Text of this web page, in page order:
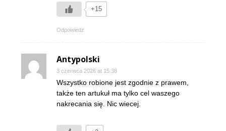
+15
Odpowiedz
Antypolski
3 czerwca 2026 at 15:38
Wszystko robione jest zgodnie z prawem,
także ten artukuł ma tylko cel waszego
nakrecania się. Nic wiecej.